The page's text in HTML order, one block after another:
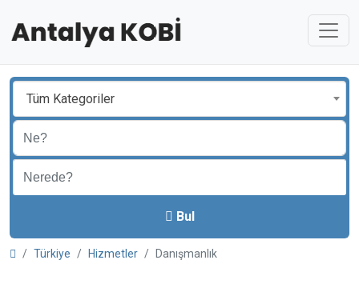
Tüm Kategoriler
Bul
Türkiye Hizmetler Danışmanlık